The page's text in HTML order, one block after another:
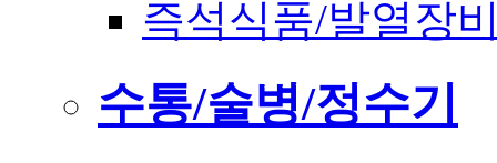
즉석식품/발열장
수통/술병/정수기